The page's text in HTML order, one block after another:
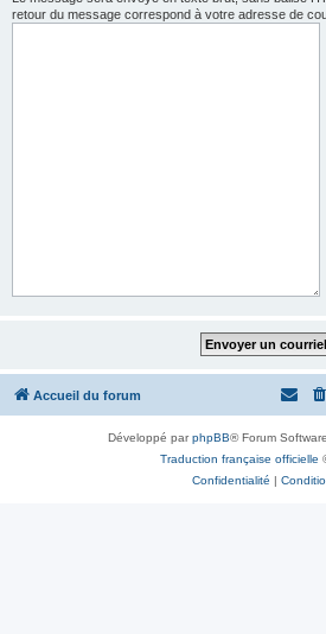
retour du message correspond à votre adresse de
Accueil du forum
Développé parphpBB® Forum
Traduction française officielle
Confidentialité |